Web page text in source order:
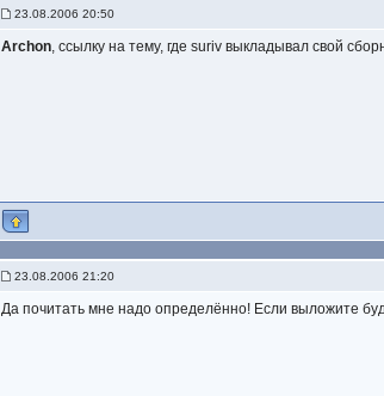
23.08.2006 20:50
Archon, ссылку на тему, где suriv выкладывал свой
23.08.2006 21:20
Да почитать мне надо определённо! Если выложите